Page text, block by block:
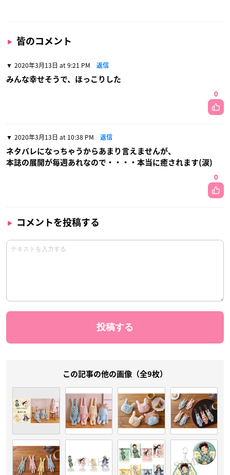
皆のコメント
2020年3月13日 at 9:21 PM 返信
みんな幸せそうで、ほっこりした
0
2020年3月13日 at 10:38 PM 返信
ネタバレになっちゃうからあまり言えませんが、
本誌の展開が毎週あれなので・・・・本当に癒されます(涙)
0
コメントを投稿する
この記事の他の画像（全9枚）